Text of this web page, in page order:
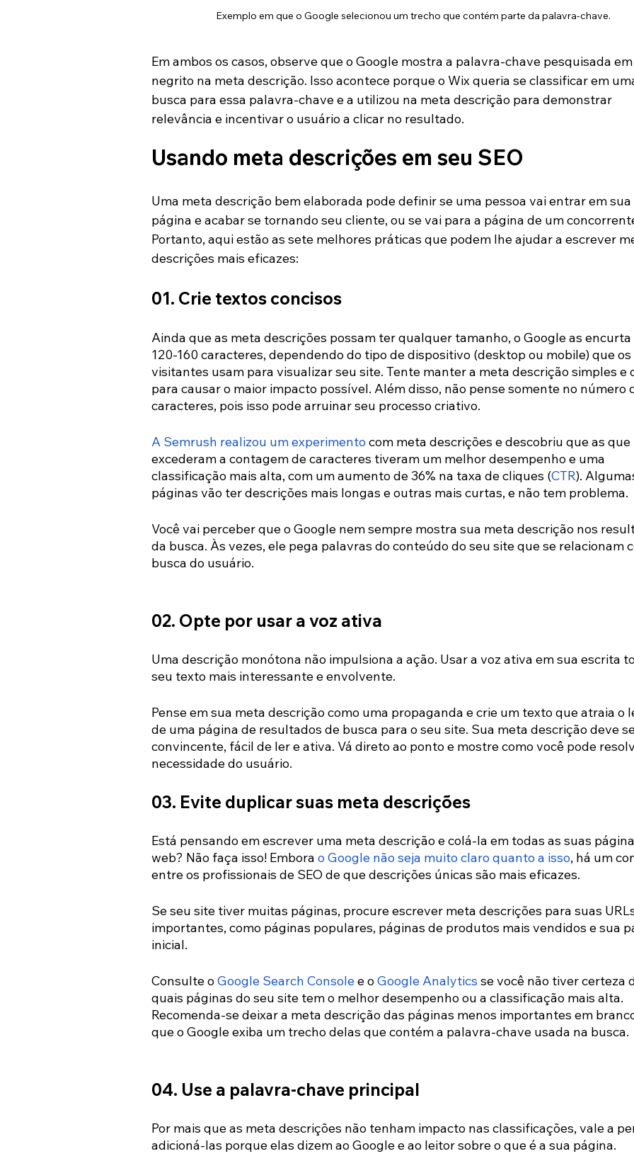
Exemplo em que o Google selecionou um trecho que contém parte da palavra-chave.
Em ambos os casos, observe que o Google mostra a palavra-chave pesquisada
negrito na meta descrição. Isso acontece porque o Wix queria se classificar em
busca para essa palavra-chave e a utilizou na meta descrição para demonstrar
relevância e incentivar o usuário a clicar no resultado.
Usando meta descrições em seu SEO
Uma meta descrição bem elaborada pode definir se uma pessoa vai entrar em sua
página e acabar se tornando seu cliente, ou se vai para a página de um
Portanto, aqui estão as sete melhores práticas que podem lhe ajudar a escrever
descrições mais eficazes:
01. Crie textos concisos
Ainda que as meta descrições possam ter qualquer tamanho, o Google as
120-160 caracteres, dependendo do tipo de dispositivo (desktop ou mobile) que os
visitantes usam para visualizar seu site. Tente manter a meta descrição simples e
para causar o maior impacto possível. Além disso, não pense somente no número
caracteres, pois isso pode arruinar seu processo criativo.
A Semrush realizou um experimento com meta descrições e descobriu que as que
excederam a contagem de caracteres tiveram um melhor desempenho e uma
classificação mais alta, com um aumento de 36% na taxa de cliques (CTR).
páginas vão ter descrições mais longas e outras mais curtas, e não tem problema.
Você vai perceber que o Google nem sempre mostra sua meta descrição nos
da busca. Às vezes, ele pega palavras do conteúdo do seu site que se relacionam
busca do usuário.
02. Opte por usar a voz ativa
Uma descrição monótona não impulsiona a ação. Usar a voz ativa em sua escrita
seu texto mais interessante e envolvente.
Pense em sua meta descrição como uma propaganda e crie um texto que atraia o
de uma página de resultados de busca para o seu site. Sua meta descrição deve
convincente, fácil de ler e ativa. Vá direto ao ponto e mostre como você pode
necessidade do usuário.
03. Evite duplicar suas meta descrições
Está pensando em escrever uma meta descrição e colá-la em todas as suas
web? Não faça isso! Embora o Google não seja muito claro quanto a isso, há um
entre os profissionais de SEO de que descrições únicas são mais eficazes.
Se seu site tiver muitas páginas, procure escrever meta descrições para suas
importantes, como páginas populares, páginas de produtos mais vendidos e sua
inicial.
Consulte o Google Search Console e o Google Analytics se você não tiver certeza
quais páginas do seu site tem o melhor desempenho ou a classificação mais alta.
Recomenda-se deixar a meta descrição das páginas menos importantes em
que o Google exiba um trecho delas que contém a palavra-chave usada na busca.
04. Use a palavra-chave principal
Por mais que as meta descrições não tenham impacto nas classificações, vale a
adicioná-las porque elas dizem ao Google e ao leitor sobre o que é a sua página.